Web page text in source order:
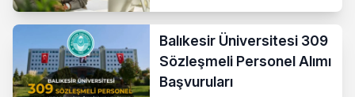
Balıkesir Üniversitesi 309
Sözleşmeli Personel Alımı
Başvuruları